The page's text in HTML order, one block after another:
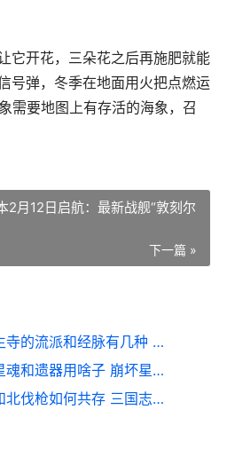
它开花，三朵花之后再施肥就能
号弹，冬季在地面用火把点燃运
需要地图上有存活的海象，召
2月12日启航：最新战舰“敦刻尔
下一篇 »
梦幻西游手机游戏化生寺的流派和经脉有几种 梦幻西游手机游苹果
崩坏星穹铁道海瑟音星魂和遗器用啥子 崩坏星穹铁道海盗占领列车
三国志战略版温侯弓和北伐枪如何共存 三国志战略版温侯吕布